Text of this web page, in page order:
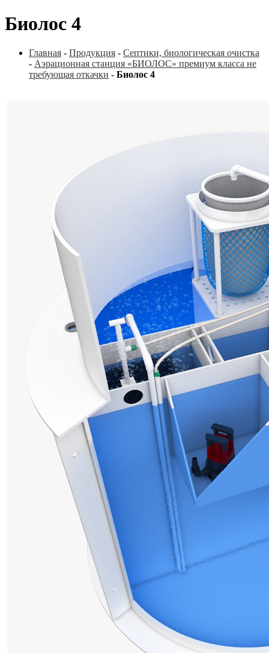
Биолос 4
Главная - Продукция - Септики, биологическая очистка
- Аэрационная станция «БИОЛОС» премиум класса не
требующая откачки - Биолос 4